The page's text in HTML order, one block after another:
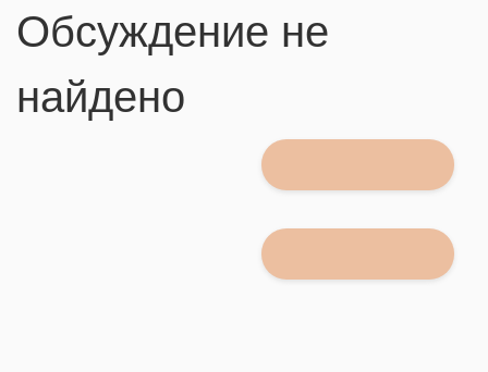
Обсуждение не
найдено